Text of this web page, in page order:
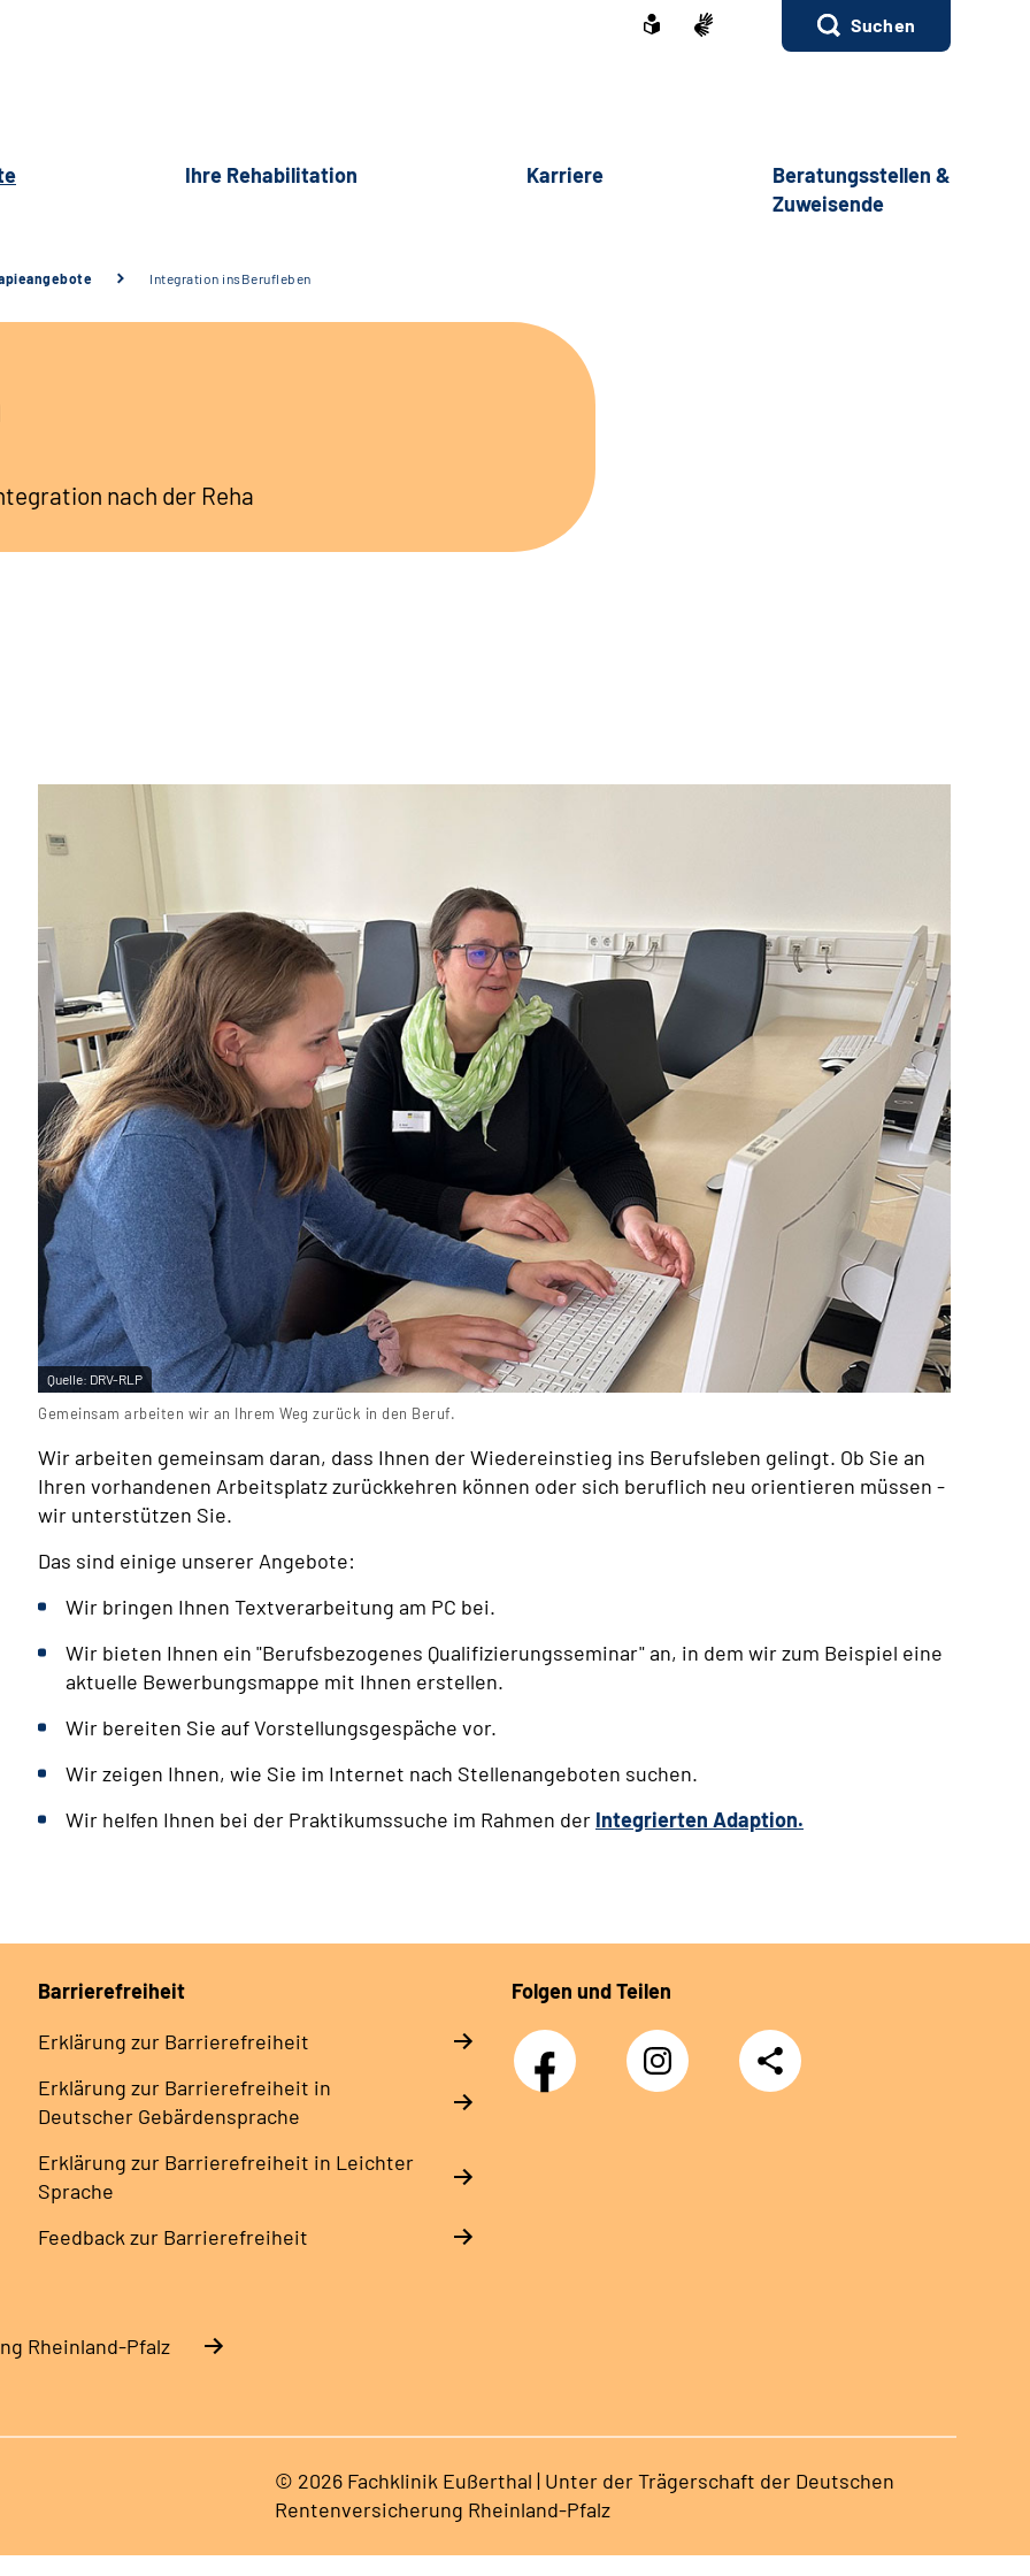
Suchen
Ihre Rehabilitation Karriere
Beratungsstellen &
Zuweisende
Integration insBerufleben
nach der Reha
Quelle: DRV-RLP
Gemeinsam arbeiten wir an Ihrem Weg zurück in den Beruf.
Wir arbeiten gemeinsam daran, dass Ihnen der Wiedereinstieg ins Berufsleben gelingt. Ob Sie an
Ihren vorhandenen Arbeitsplatz zurückkehren können oder sich beruflich neu orientieren müssen -
wir unterstützen Sie.
Das sind einige unserer Angebote:
Wir bringen Ihnen Textverarbeitung am PC bei.
Wir bieten Ihnen ein "Berufsbezogenes Qualifizierungsseminar" an, in dem wir zum Beispiel eine
aktuelle Bewerbungsmappe mit Ihnen erstellen.
Wir bereiten Sie auf Vorstellungsgespäche vor.
Wir zeigen Ihnen, wie Sie im Internet nach Stellenangeboten suchen.
Wir helfen Ihnen bei der Praktikumssuche im Rahmen der Integrierten Adaption.
Barrierefreiheit
Erklärung zur Barrierefreiheit
Erklärung zur Barrierefreiheit in
Deutscher Gebärdensprache
Erklärung zur Barrierefreiheit in Leichter
Sprache
Feedback zur Barrierefreiheit
Folgen und Teilen
Facebook
Instagram
DRV
Nachwuchskräfte
Teilen
Rheinland-Pfalz
© 2026 Fachklinik Eußerthal | Unter der Trägerschaft der Deutschen
Rentenversicherung Rheinland-Pfalz